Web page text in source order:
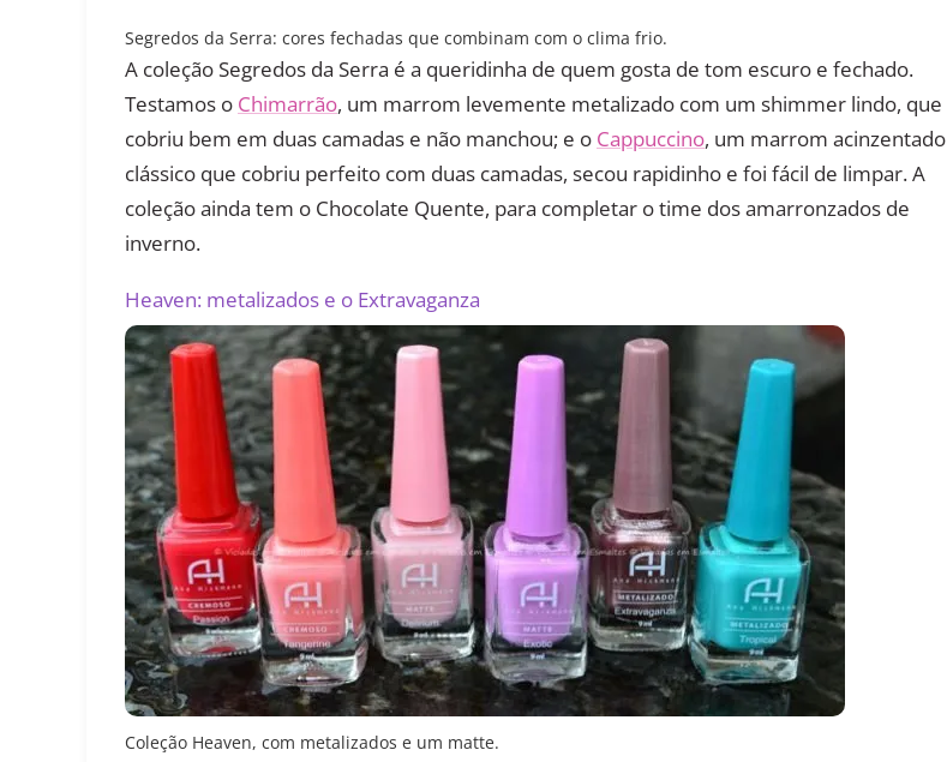
Segredos da Serra: cores fechadas que combinam com o clima frio.
A coleção Segredos da Serra é a queridinha de quem gosta de tom escuro e fechado.
Testamos o Chimarrão, um marrom levemente metalizado com um shimmer lindo, que
cobriu bem em duas camadas e não manchou; e o Cappuccino, um marrom acinzentado
clássico que cobriu perfeito com duas camadas, secou rapidinho e foi fácil de limpar. A
coleção ainda tem o Chocolate Quente, para completar o time dos amarronzados de
inverno.
Heaven: metalizados e o Extravaganza
Coleção Heaven, com metalizados e um matte.